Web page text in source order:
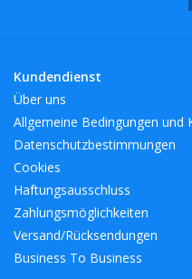
Inspiration für alle, die sich
Innenarchitekten und
die LSA-Produkte für die Welt
Eine wunderbare Auswahl an
BreiteMM: 90
DiameterMM:
HöheMM: 136
LängeMM: 90
Kundendienst
Über uns
Allgemeine Bedingungen und
Datenschutzbestimmungen
Cookies
Haftungsausschluss
Zahlungsmöglichkeiten
Versand/Rücksendungen
Business To Business